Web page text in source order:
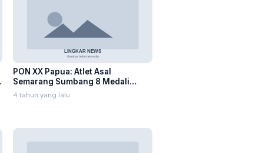
PON XX Papua: Atlet Asal
Semarang Sumbang 8 Medali
hingga Hari Ke-4
4 tahun yang lalu